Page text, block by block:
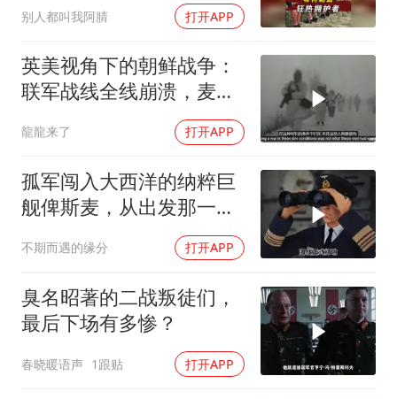
蒯曼挺进WTT横滨冠军赛女单四强
别人都叫我阿腈 打开APP
英美视角下的朝鲜战争：
联军战线全线崩溃，麦克
龍龍来了 打开APP
孤军闯入大西洋的纳粹巨
舰俾斯麦，从出发那一刻
不期而遇的缘分 打开APP
臭名昭著的二战叛徒们，
最后下场有多惨？
春晓暖语声 1跟贴 打开APP